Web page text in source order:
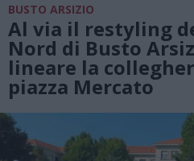
BUSTO ARSIZIO
Al via il restyling
Nord di Busto
lineare la
piazza Mercato